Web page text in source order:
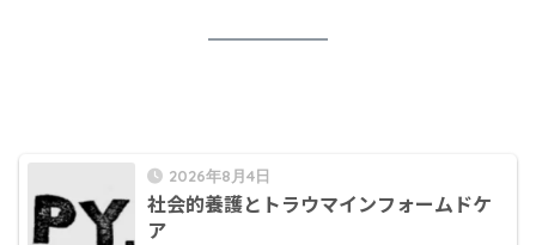
2026年8月4日
社会的養護とトラウマインフォームドケ
ア